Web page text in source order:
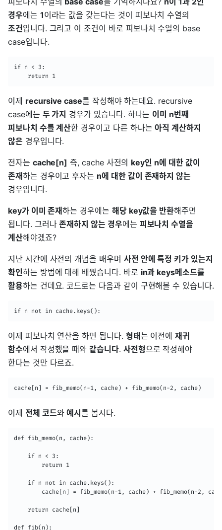
경우에는 1이라는 값을 갖는다는 것이 피보나치 수열의
조건입니다. 그리고 이 조건이 바로 피보나치 수열의 base
case입니다.
if n < 3:
    return 1
이제 recursive case를 작성해야 하는데요. recursive
case에는 두 가지 경우가 있습니다. 하나는 이미 n번째
피보나치 수를 계산한 경우이고 다른 하나는아직 계산하지
않은 경우입니다.
전자는 cache[n] 즉, cache 사전의 key인 n에 대한 값이
존재하는 경우이고 후자는 n에 대한 값이 존재하지 않는
경우입니다.
key가 이미 존재하는 경우에는 해당 key값을 반환해주면
됩니다. 그러나존재하지 않는 경우에는 피보나치 수열을
계산해야겠죠?
지난 시간에 사전의 개념을 배우며 사전 안에 특정 키가 있는지
확인하는 방법에 대해 배웠습니다. 바로 in과 keys메소드를
활용하는 건데요. 코드로는 다음과 같이 구현해볼 수 있습니다.
if n not in cache.keys():
이제 피보나치 연산을 하면 됩니다. 형태는 이전에재귀
함수에서 작성했을 때와같습니다. 사전형 으로 작성해야
한다는 것만 다르죠.
cache[n] = fib_memo(n-1, cache) + fib_memo(n-2, cache)
이제 전체 코드와예시를 봅시다.
def fib_memo(n, cache):
    if n < 3:
        return 1
    if n not in cache.keys():
cache[n] = fib_memo(n-1, cache) + fib_memo(n-2,
    return cache[n]
def fib(n):